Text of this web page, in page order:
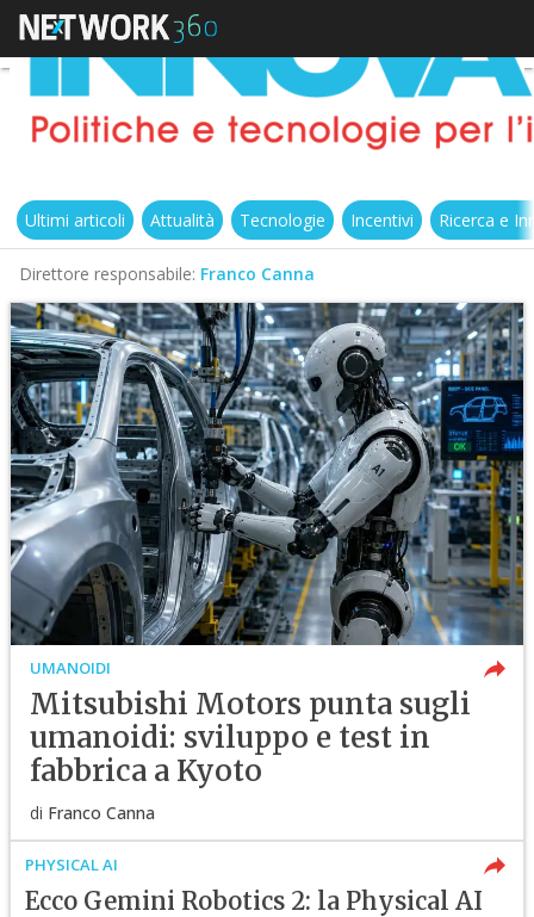
Ultimi articoli Attualità Tecnologie Incentivi Ricerca e
Direttore responsabile: Franco Canna
UMANOIDI
Mitsubishi Motors punta sugli
umanoidi: sviluppo e test in
fabbrica a Kyoto
di Franco Canna
PHYSICAL AI
Ecco Gemini Robotics 2: la Physical AI